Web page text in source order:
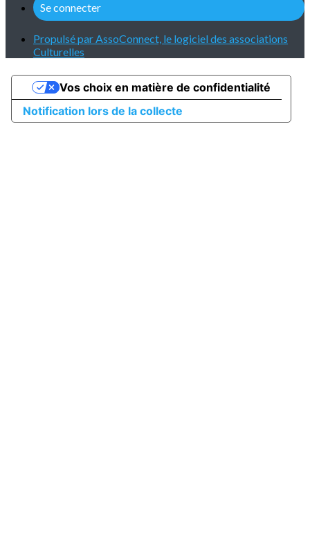
Se connecter
Propulsé par AssoConnect, le logiciel des associations
Culturelles
Notification lors de la collecte
Vos choix en matière de confidentialité